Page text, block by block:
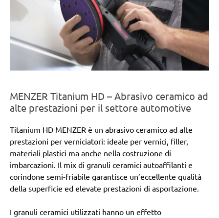
MENZER Titanium HD – Abrasivo ceramico ad
alte prestazioni per il settore automotive
Titanium HD MENZER è un abrasivo ceramico ad alte
prestazioni per verniciatori: ideale per vernici, filler,
materiali plastici ma anche nella costruzione di
imbarcazioni. Il mix di granuli ceramici autoaffilanti e
corindone semi-friabile garantisce un’eccellente qualità
della superficie ed elevate prestazioni di asportazione.
I granuli ceramici utilizzati hanno un effetto